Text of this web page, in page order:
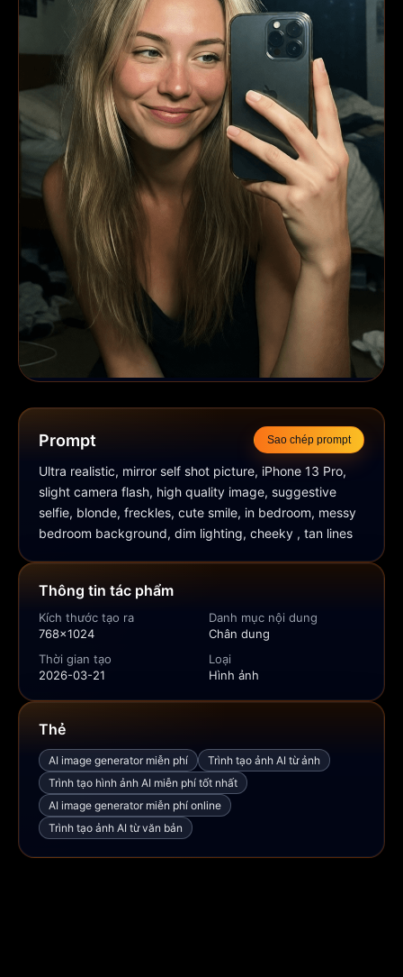
Prompt Sao chép prompt
Ultra realistic, mirror self shot picture, iPhone 13 Pro,
slight camera flash, high quality image, suggestive
selfie, blonde, freckles, cute smile, in bedroom, messy
bedroom background, dim lighting, cheeky , tan lines
Thông tin tác phẩm
Kích thước tạo ra
768x1024
Danh mục nội dung
Chân dung
Thời gian tạo
2026-03-21
Loại
Hình ảnh
Thẻ
AI image generator miễn phí
Trình tạo ảnh AI từ ảnh
Trình tạo hình ảnh AI miễn phí tốt nhất
AI image generator miễn phí online
Trình tạo ảnh AI từ văn bản